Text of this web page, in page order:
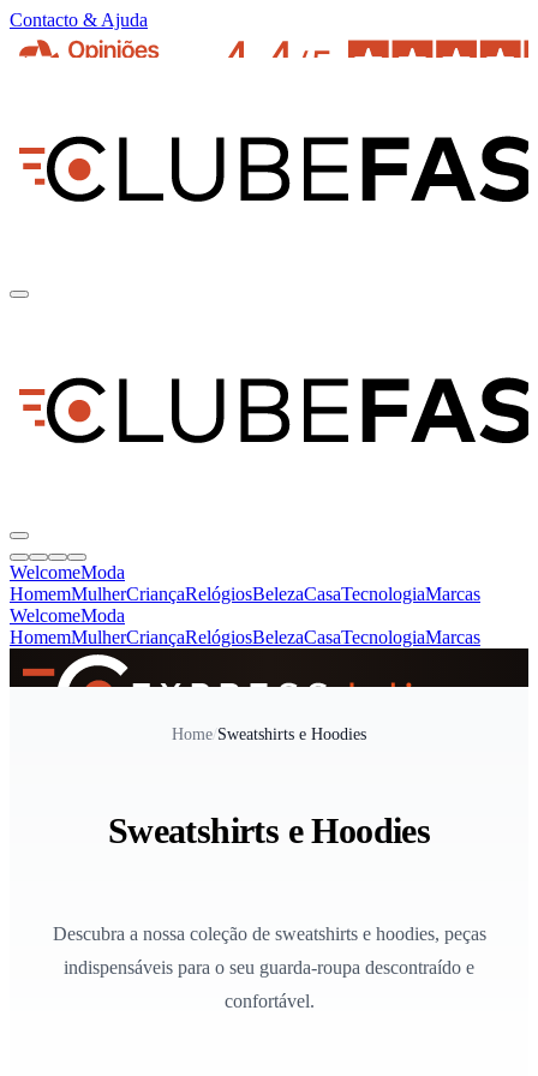
Contacto & Ajuda
WelcomeModa
HomemMulherCriançaRelógiosBelezaCasaTecnologiaMarcas
WelcomeModa
HomemMulherCriançaRelógiosBelezaCasaTecnologiaMarcas
Home/Sweatshirts e Hoodies
Sweatshirts e Hoodies
Descubra a nossa coleção de sweatshirts e hoodies, peças
indispensáveis para o seu guarda-roupa descontraído e
confortável.